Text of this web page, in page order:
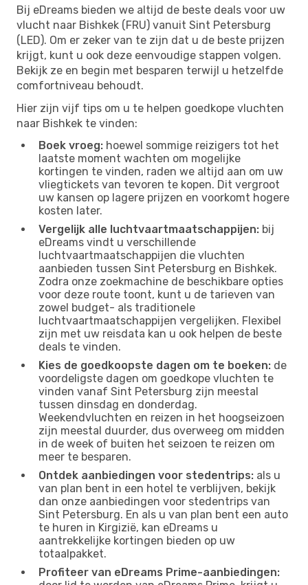
Bij eDreams bieden we altijd de beste deals voor uw
vlucht naar Bishkek (FRU) vanuit Sint Petersburg
(LED). Om er zeker van te zijn dat u de beste prijzen
krijgt, kunt u ook deze eenvoudige stappen volgen.
Bekijk ze en begin met besparen terwijl u hetzelfde
comfortniveau behoudt.
Hier zijn vijf tips om u te helpen goedkope vluchten
naar Bishkek te vinden:
Boek vroeg: hoewel sommige reizigers tot het
laatste moment wachten om mogelijke
kortingen te vinden, raden we altijd aan om uw
vliegtickets van tevoren te kopen. Dit vergroot
uw kansen op lagere prijzen en voorkomt hogere
kosten later.
Vergelijk alle luchtvaartmaatschappijen: bij
eDreams vindt u verschillende
luchtvaartmaatschappijen die vluchten
aanbieden tussen Sint Petersburg en Bishkek.
Zodra onze zoekmachine de beschikbare opties
voor deze route toont, kunt u de tarieven van
zowel budget- als traditionele
luchtvaartmaatschappijen vergelijken. Flexibel
zijn met uw reisdata kan u ook helpen de beste
deals te vinden.
Kies de goedkoopste dagen om te boeken: de
voordeligste dagen om goedkope vluchten te
vinden vanaf Sint Petersburg zijn meestal
tussen dinsdag en donderdag.
Weekendvluchten en reizen in het hoogseizoen
zijn meestal duurder, dus overweeg om midden
in de week of buiten het seizoen te reizen om
meer te besparen.
Ontdek aanbiedingen voor stedentrips: als u
van plan bent in een hotel te verblijven, bekijk
dan onze aanbiedingen voor stedentrips van
Sint Petersburg. En als u van plan bent een auto
te huren in Kirgizië, kan eDreams u
aantrekkelijke kortingen bieden op uw
totaalpakket.
Profiteer van eDreams Prime-aanbiedingen: